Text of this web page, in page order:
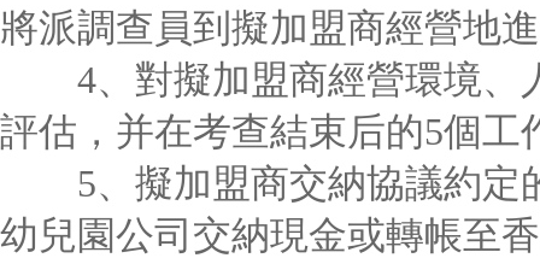
將派調查員到擬加盟商經營地
4、對擬加盟商經營環境、
評估，并在考查結束后的5個工
5、擬加盟商交納協議約定
幼兒園公司交納現金或轉帳至